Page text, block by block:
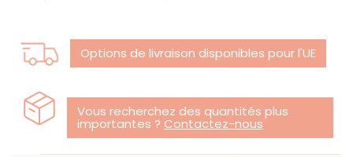
Options de livraison disponibles pour l'UE
Vous recherchez des quantités plus
importantes ? Contactez-nous